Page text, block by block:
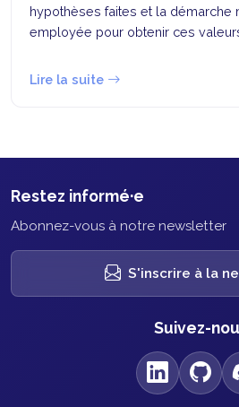
hypothèses faites et la démarche
employée pour obtenir ces valeurs
Lire la suite
Restez informé·e
Abonnez-vous à notre newsletter
S'inscrire à la
Suivez-